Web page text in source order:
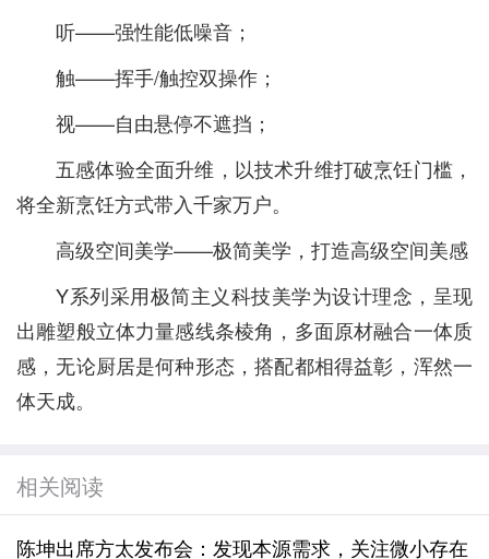
听——强性能低噪音；
触——挥手/触控双操作；
视——自由悬停不遮挡；
五感体验全面升维，以技术升维打破烹饪门槛，
将全新烹饪方式带入千家万户。
高级空间美学——极简美学，打造高级空间美感
Y系列采用极简主义科技美学为设计理念，呈现
出雕塑般立体力量感线条棱角，多面原材融合一体质
感，无论厨居是何种形态，搭配都相得益彰，浑然一
体天成。
相关阅读
陈坤出席方太发布会：发现本源需求，关注微小存在